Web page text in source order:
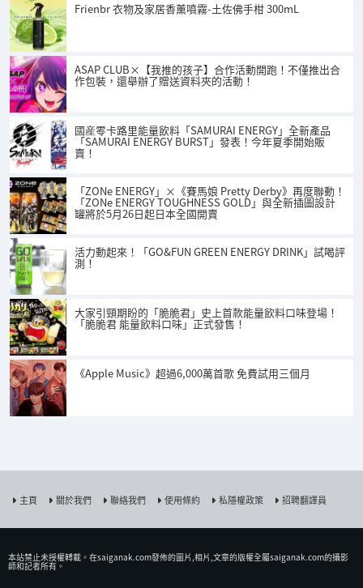
Frienbr 衣物及家居香薰噴霧-土佐佛手柑 300mL
ASAP CLUB×【我推的孩子】合作活動開跑！不僅推出合
作包裝，還舉辦了贈送資料夾的活動！
國産零卡路里能量飲料「SAMURAI ENERGY」全新產品
「SAMURAI ENERGY BURST」發表！今年夏季開始販
賣！
「ZONe ENERGY」×《賽馬娘 Pretty Derby》再度聯動！
「ZONe ENERGY TOUGHNESS GOLD」與全新插圖設計
罐將於5月26日起日本全國開賣
活力動起來！「GO&FUN GREEN ENERGY DRINK」試喝評
測！
大家引頸期盼的「脆脆君」史上首款能量飲料口味登場！
「脆脆君 能量飲料口味」正式發售！
《Apple Music》超過6,000萬首歌 免費試用三個月
主頁 關於我們 聯絡我們 使用條約 私隱權政策 招聘翻譯員
本站禁止未授權𨍭載。在saiganak.com發佈的圖片,相片,文章的版權全屬saiganak.com的攝影
師和記者所有。